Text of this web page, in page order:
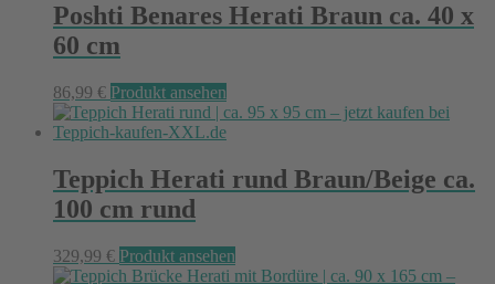
Poshti Benares Herati Braun ca. 40 x
60 cm
86,99 € Produkt ansehen
Teppich Herati rund Braun/Beige ca.
100 cm rund
329,99 € Produkt ansehen